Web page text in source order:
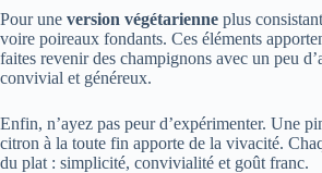
Pour une version végétarienne plus
voire poireaux fondants. Ces éléments
faites revenir des champignons avec un peu
convivial et généreux.
Enfin, n’ayez pas peur d’expérimenter. Une
citron à la toute fin apporte de la vivacité.
du plat : simplicité, convivialité et goût franc.